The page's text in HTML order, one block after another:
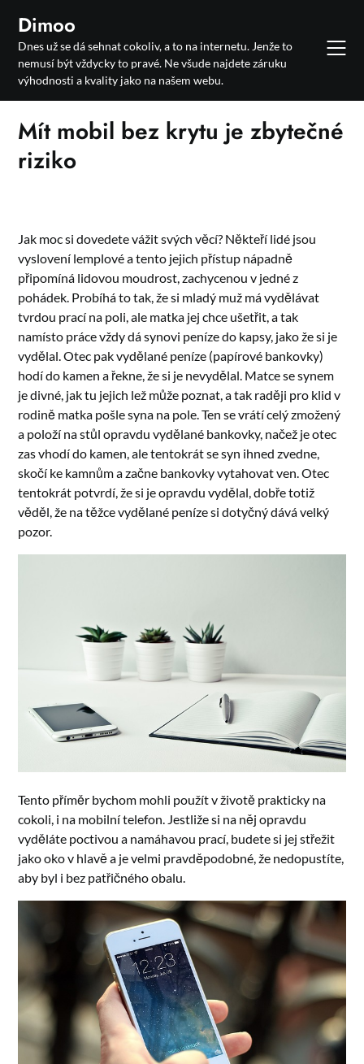
content
Dimoo
Dnes už se dá sehnat cokoliv, a to na internetu. Jenže to
nemusí být vždycky to pravé. Ne všude najdete záruku
výhodnosti a kvality jako na našem webu.
Mít mobil bez krytu je zbytečné
riziko
Jak moc si dovedete vážit svých věcí? Někteří lidé jsou
vyslovení lemplové a tento jejich přístup nápadně
připomíná lidovou moudrost, zachycenou v jedné z
pohádek. Probíhá to tak, že si mladý muž má vydělávat
tvrdou prací na poli, ale matka jej chce ušetřit, a tak
namísto práce vždy dá synovi peníze do kapsy, jako že si je
vydělal. Otec pak vydělané peníze (papírové bankovky)
hodí do kamen a řekne, že si je nevydělal. Matce se synem
je divné, jak tu jejich lež může poznat, a tak raději pro klid v
rodině matka pošle syna na pole. Ten se vrátí celý zmožený
a položí na stůl opravdu vydělané bankovky, načež je otec
zas vhodí do kamen, ale tentokrát se syn ihned zvedne,
skočí ke kamnům a začne bankovky vytahovat ven. Otec
tentokrát potvrdí, že si je opravdu vydělal, dobře totiž
věděl, že na těžce vydělané peníze si dotyčný dává velký
pozor.
Tento příměr bychom mohli použít v životě prakticky na
cokoli, i na mobilní telefon. Jestliže si na něj opravdu
vyděláte poctivou a namáhavou prací, budete si jej střežit
jako oko v hlavě a je velmi pravděpodobné, že nedopustíte,
aby byl i bez patřičného obalu.